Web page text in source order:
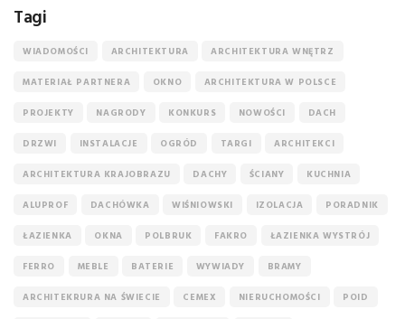
Tagi
WIADOMOŚCI ARCHITEKTURA ARCHITEKTURA WNĘTRZ
MATERIAŁ PARTNERA OKNO ARCHITEKTURA W POLSCE
PROJEKTY NAGRODY KONKURS NOWOŚCI DACH
DRZWI INSTALACJE OGRÓD TARGI ARCHITEKCI
ARCHITEKTURA KRAJOBRAZU DACHY ŚCIANY KUCHNIA
ALUPROF DACHÓWKA WIŚNIOWSKI IZOLACJA PORADNIK
ŁAZIENKA OKNA POLBRUK FAKRO ŁAZIENKA WYSTRÓJ
FERRO MEBLE BATERIE WYWIADY BRAMY
ARCHITEKRURA NA ŚWIECIE CEMEX NIERUCHOMOŚCI POID